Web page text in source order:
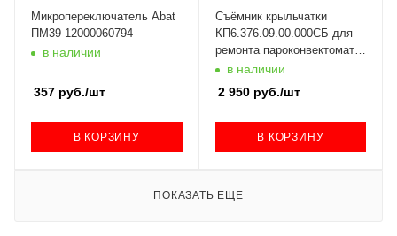
Микропереключатель Abat
ПМ39 12000060794
в наличии
357 руб./шт
В КОРЗИНУ
Съёмник крыльчатки
КП6.376.09.00.000СБ для
ремонта пароконвектомата
ПКА Абат
в наличии
2 950руб./шт
В КОРЗИНУ
ПОКАЗАТЬ ЕЩЕ